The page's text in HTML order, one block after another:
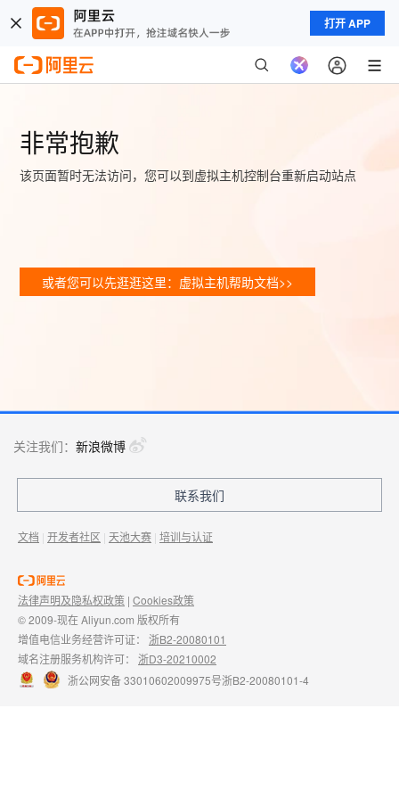
打开 APP
非常抱歉
该页面暂时无法访问，您可以到虚拟主机控制台重新启动站点
或者您可以先逛逛这里：虚拟主机帮助文档>>